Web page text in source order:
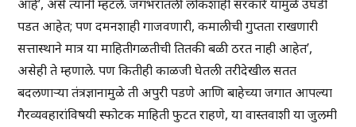
आहे’, असे त्यांनी म्हटले. जगभरातली लोकशाही सरकारे यामुळे उघडी
पडत आहेत; पण दमनशाही गाजवणारी, कमालीची गुप्तता राखणारी
सत्तास्थाने मात्र या माहितीगळतीची तितकी बळी ठरत नाही आहेत’,
असेही ते म्हणाले. पण कितीही काळजी घेतली तरीदेखील सतत
बदलणाऱ्या तंत्रज्ञानामुळे ती अपुरी पडणे आणि बाहेच्या जगात आपल्या
गैरव्यवहारांविषयी स्फोटक माहिती फुटत राहणे, या वास्तवाशी या जुलमी